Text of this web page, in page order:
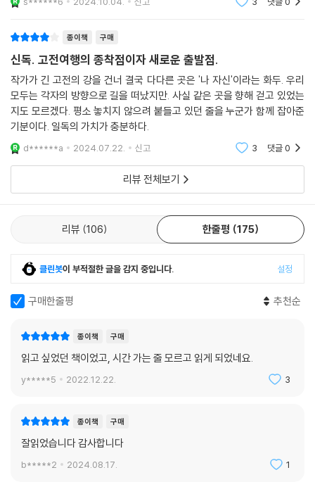
타인은 나를 비추는 또 다른 나다
이상과 현실의 간격을 좁힐 수 있는 사람은 강하다
삶의 그늘에 가려지면 자신의 그림자가 희미해진다
책을 읽지 않는 것은 책을 읽지 못하는 것과 같다
하루에 단 한 번이라도 자신을 돌아보라
제3장. 나를 깨달아야 나를 사랑할 수 있다
지자자지知者自知
오늘은 어제의 더께를 비워낸 새로운 날이다
여백이 있기에 의미를 채울 수 있다
주름살에는 패인 깊이만큼 사연이 담겨 있다
마음의 중심이 서면 흔들려도 무너지지 않는다
호랑이는 좁은 굴로 숨어 다니지 않는다
나를 마주 보고, 나를 깨뜨리고, 나를 사랑하라
길을 잃지 않으려면 천천히 걸어야 한다
공부는 처음의 배움으로 돌아가려는 노력이다
제4장. 몸에 새기고 마음을 벼리듯 공부하라
절차탁마切磋琢磨
낡은 껍데기를 새로운 껍데기로 바꾸듯 성장하라
날마다 자신을 허물지 못하면 일상에 허물어지게 된다
숲 사이에 길이 나기 위해서는 무수한 발자국이 필요하다
간’이나 저녁, 자신만의 성찰 시간을 활용해 매일 한 문장씩 365개의 인생
의 일과 삶에 적용할 수 있는 지혜를 얻는 것을 제안한다. 그러면 1년 후, 흔
들리지 않는 내면의 중심을 세우고 ‘앞으로 나는 어떤 가치와 마음으로 살
아갈 것인가’에 대한 답을 반드시 찾을 수 있을 것이다.
종이책 구매
신독. 고전여행의 종착점이자 새로운 출발점.
작가가 긴 고전의 강을 건너 결국 다다른 곳은 '나 자신'이라는 화두. 우리
모두는 각자의 방향으로 길을 떠났지만. 사실 같은 곳을 향해 걷고 있었는
지도 모르겠다. 평소 놓치지 않으려 붙들고 있던 줄을 누군가 함께 잡아준
기분이다. 일독의 가치가 충분하다.
d******a 2024.07.22. 신고 3 댓글0
리뷰 전체보기
리뷰 106 한줄평 175
클린봇이 부적절한 글을 감지 중입니다. 설정
구매한줄평 추천순
종이책 구매
읽고 싶었던 책이었고, 시간 가는 줄 모르고 읽게 되었네요.
y*****5 2022.12.22. 3
종이책 구매
잘읽었습니다 감사합니다
b*****2 2024.08.17. 1